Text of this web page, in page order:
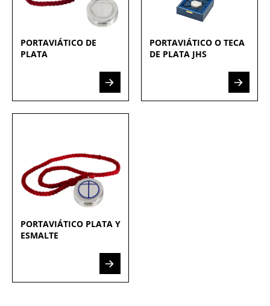
PORTAVIÁTICO DE
PLATA
PORTAVIÁTICO O TECA
DE PLATA JHS
PORTAVIÁTICO PLATA Y
ESMALTE